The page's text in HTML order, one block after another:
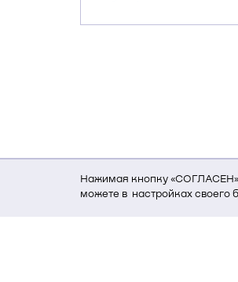
Нажимая кнопку
можете в настройках своего